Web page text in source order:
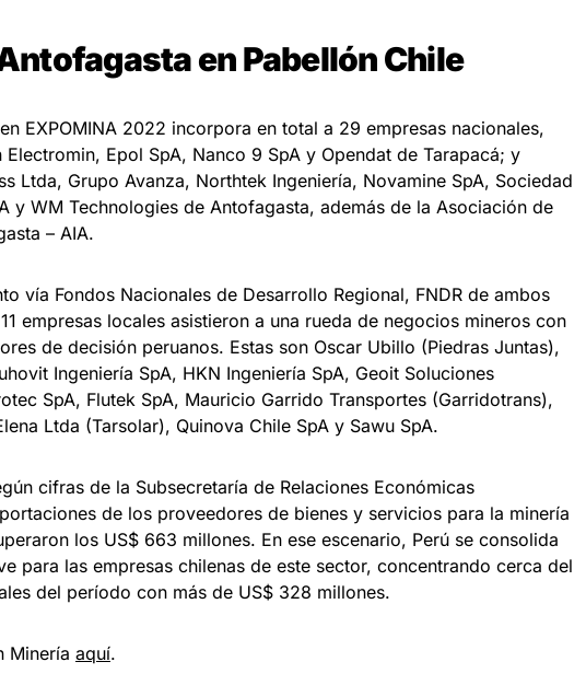
en Pabellón Chile
EXPOMINA 2022 incorpora en total a 29 empresas nacionales,
Electromin, Epol SpA, Nanco 9 SpA y Opendat de Tarapacá; y
Ltda, Grupo Avanza, Northtek Ingeniería, Novamine SpA, Sociedad
y WM Technologies de Antofagasta, además de la Asociación de
– AIA.
vía Fondos Nacionales de Desarrollo Regional, FNDR de ambos
empresas locales asistieron a una rueda de negocios mineros con
de decisión peruanos. Estas son Oscar Ubillo (Piedras Juntas),
Ingeniería SpA, HKN Ingeniería SpA, Geoit Soluciones
SpA, Flutek SpA, Mauricio Garrido Transportes (Garridotrans),
Ltda (Tarsolar), Quinova Chile SpA y Sawu SpA.
cifras de la Subsecretaría de Relaciones Económicas
de los proveedores de bienes y servicios para la minería
los US$ 663 millones. En ese escenario, Perú se consolida
para las empresas chilenas de este sector, concentrando cerca del
del período con más de US$ 328 millones.
Minería aquí.